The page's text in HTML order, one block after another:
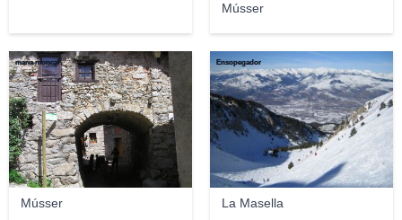
Músser
Músser
maria moncal
La Masella
Ensopegador